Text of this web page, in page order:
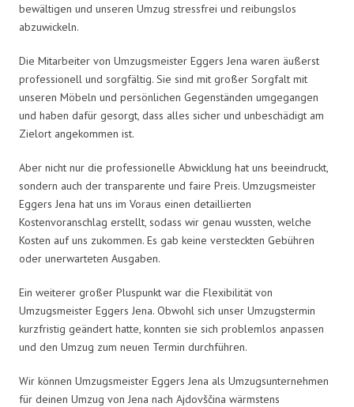
bewältigen und unseren Umzug stressfrei und reibungslos
abzuwickeln.
Die Mitarbeiter von Umzugsmeister Eggers Jena waren äußerst
professionell und sorgfältig. Sie sind mit großer Sorgfalt mit
unseren Möbeln und persönlichen Gegenständen umgegangen
und haben dafür gesorgt, dass alles sicher und unbeschädigt am
Zielort angekommen ist.
Aber nicht nur die professionelle Abwicklung hat uns beeindruckt,
sondern auch der transparente und faire Preis. Umzugsmeister
Eggers Jena hat uns im Voraus einen detaillierten
Kostenvoranschlag erstellt, sodass wir genau wussten, welche
Kosten auf uns zukommen. Es gab keine versteckten Gebühren
oder unerwarteten Ausgaben.
Ein weiterer großer Pluspunkt war die Flexibilität von
Umzugsmeister Eggers Jena. Obwohl sich unser Umzugstermin
kurzfristig geändert hatte, konnten sie sich problemlos anpassen
und den Umzug zum neuen Termin durchführen.
Wir können Umzugsmeister Eggers Jena als Umzugsunternehmen
für deinen Umzug von Jena nach Ajdovščina wärmstens